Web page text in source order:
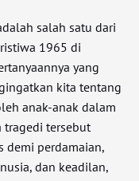
salah satu dari
1965 di
yang
kita tentang
anak-anak dalam
tragedi tersebut
demi perdamaian,
dan keadilan,